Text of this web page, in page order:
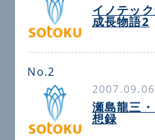
イノテック
成長物語2
No.2
2007.09.06
瀬島龍三
想録